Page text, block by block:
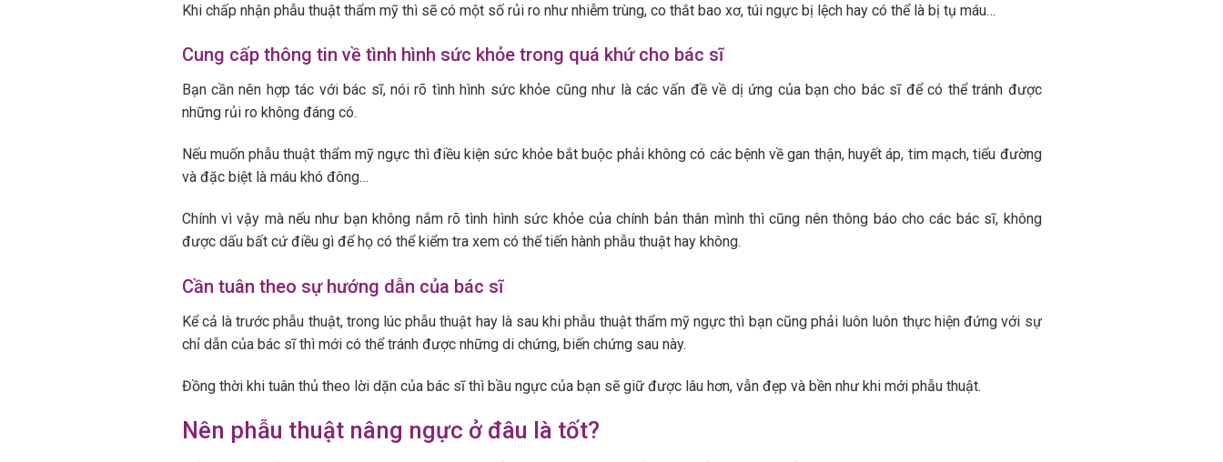
Khi chấp nhận phẫu thuật thẩm mỹ thì sẽ có một số rủi ro như nhiễm trùng, co thắt bao xơ, túi ngực bị lệch hay có thể là bị tụ máu…
Cung cấp thông tin về tình hình sức khỏe trong quá khứ cho bác sĩ
Bạn cần nên hợp tác với bác sĩ, nói rõ tình hình sức khỏe cũng như là các vấn đề về dị ứng của bạn cho bác sĩ để có thể tránh được
những rủi ro không đáng có.
Nếu muốn phẫu thuật thẩm mỹ ngực thì điều kiện sức khỏe bắt buộc phải không có các bệnh về gan thận, huyết áp, tim mạch, tiểu đường
và đặc biệt là máu khó đông…
Chính vì vậy mà nếu như bạn không nắm rõ tình hình sức khỏe của chính bản thân mình thì cũng nên thông báo cho các bác sĩ, không
được dấu bất cứ điều gì để họ có thể kiểm tra xem có thể tiến hành phẫu thuật hay không.
Cần tuân theo sự hướng dẫn của bác sĩ
Kể cả là trước phẫu thuật, trong lúc phẫu thuật hay là sau khi phẫu thuật thẩm mỹ ngực thì bạn cũng phải luôn luôn thực hiện đứng với sự
chỉ dẫn của bác sĩ thì mới có thể tránh được những di chứng, biến chứng sau này.
Đồng thời khi tuân thủ theo lời dặn của bác sĩ thì bầu ngực của bạn sẽ giữ được lâu hơn, vẫn đẹp và bền như khi mới phẫu thuật.
Nên phẫu thuật nâng ngực ở đâu là tốt?